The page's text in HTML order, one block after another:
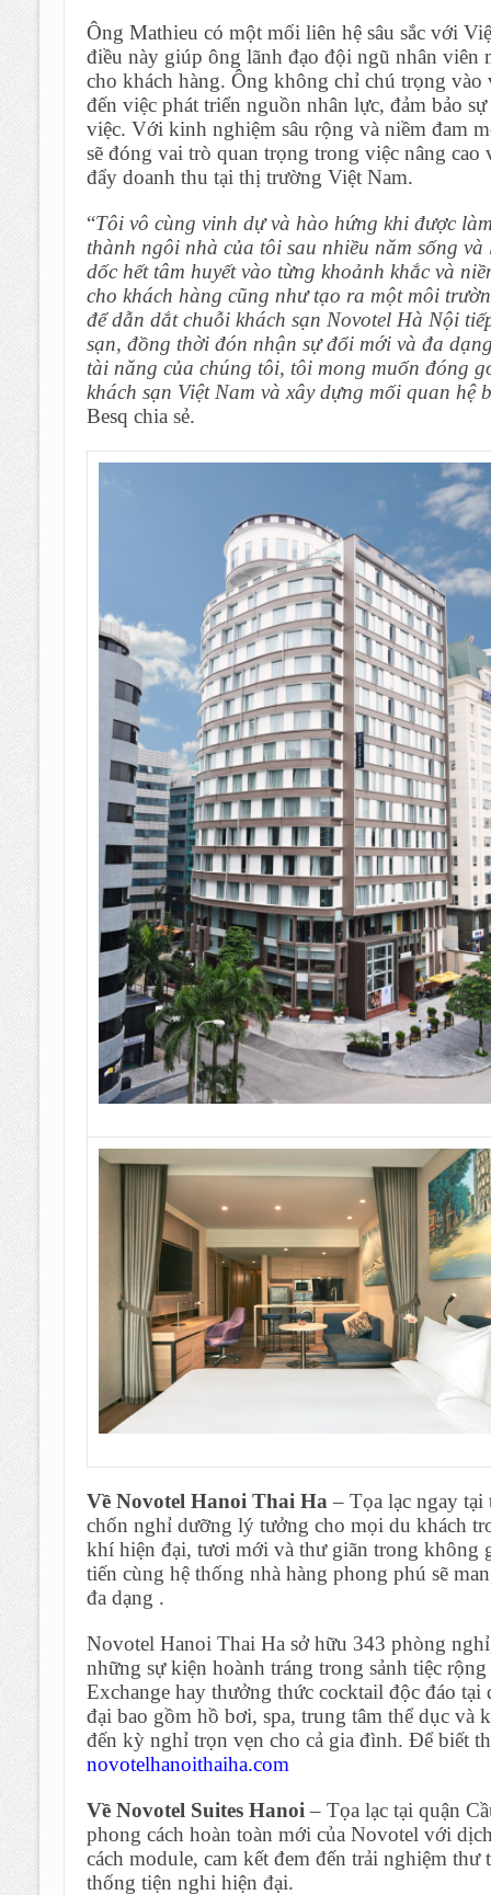
Ông Mathieu có một mối liên hệ sâu sắc với
điều này giúp ông lãnh đạo đội ngũ nhân viên
cho khách hàng. Ông không chỉ chú trọng vào
đến việc phát triển nguồn nhân lực, đảm bảo
việc. Với kinh nghiệm sâu rộng và niềm đam
sẽ đóng vai trò quan trọng trong việc nâng
đẩy doanh thu tại thị trường Việt Nam.
“Tôi vô cùng vinh dự và hào hứng khi được
thành ngôi nhà của tôi sau nhiều năm sống và
dốc hết tâm huyết vào từng khoảnh khắc và
cho khách hàng cũng như tạo ra một môi
để dẫn dắt chuỗi khách sạn Novotel Hà Nội
sạn, đồng thời đón nhận sự đổi mới và đa
tài năng của chúng tôi, tôi mong muốn đóng
khách sạn Việt Nam và xây dựng mối quan hệ
Besq chia sẻ.
Về Novotel Hanoi Thai Ha– Tọa lạc ngay tại
chốn nghỉ dưỡng lý tưởng cho mọi du khách
khí hiện đại, tươi mới và thư giãn trong không
tiến cùng hệ thống nhà hàng phong phú sẽ
đa dạng .
Novotel Hanoi Thai Ha sở hữu 343 phòng
những sự kiện hoành tráng trong sảnh tiệc
Exchange hay thưởng thức cocktail độc đáo
đại bao gồm hồ bơi, spa, trung tâm thể dục và
đến kỳ nghỉ trọn vẹn cho cả gia đình. Để biết
novotelhanoithaiha.com
Về Novotel Suites Hanoi– Tọa lạc tại quận
phong cách hoàn toàn mới của Novotel với
cách module, cam kết đem đến trải nghiệm
thống tiện nghi hiện đại.